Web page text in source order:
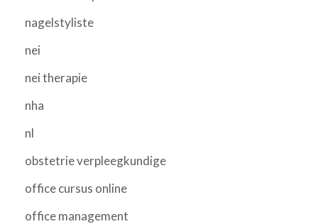
nagelstyliste
nei
nei therapie
nha
nl
obstetrie verpleegkundige
office cursus online
office management